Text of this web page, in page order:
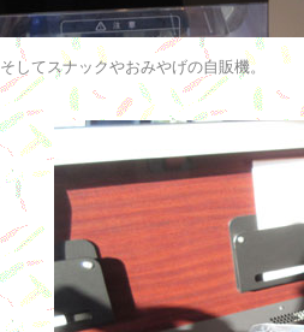
そしてスナックやおみやげの自販機。